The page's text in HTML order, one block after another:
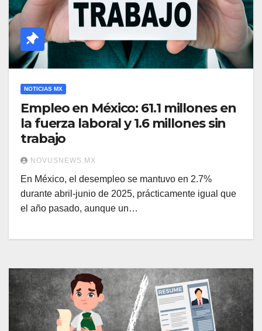
NOTICIAS MX
Empleo en México: 61.1 millones en
la fuerza laboral y 1.6 millones sin
trabajo
NOVUSNEWS.MX
En México, el desempleo se mantuvo en 2.7%
durante abril-junio de 2025, prácticamente igual que
el año pasado, aunque un…